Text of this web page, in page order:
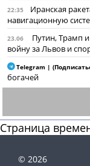
22:35
Иранская
навигационную
23.06
Путин, Трамп
войну за Львов и
Telegram |
богачей
Страница
© 2026